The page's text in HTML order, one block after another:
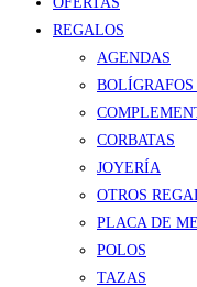
REGALOS
AGENDAS
CORBATAS
JOYERÍA
OTROS
PLACA DE
POLOS
TAZAS